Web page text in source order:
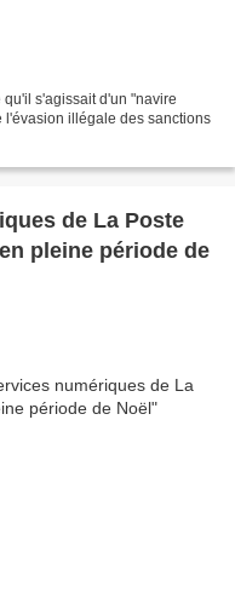
s'agissait d'un "navire
l'évasion illégale des sanctions
de La Poste
pleine période de